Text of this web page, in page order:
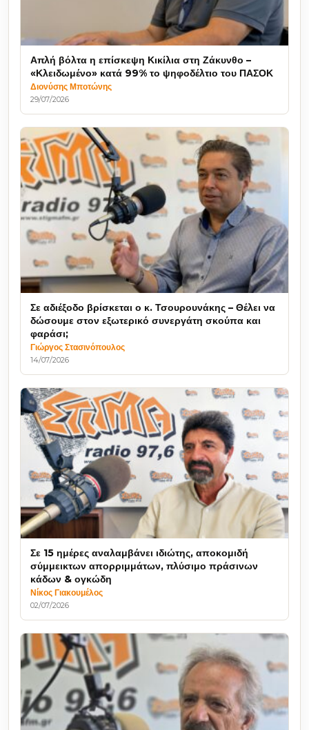
Απλή βόλτα η επίσκεψη Κικίλια στη Ζάκυνθο –
«Κλειδωμένο» κατά 99% το ψηφοδέλτιο του ΠΑΣΟΚ
Διονύσης Μποτώνης
29/07/2026
Σε αδιέξοδο βρίσκεται ο κ. Τσουρουνάκης – Θέλει να
δώσουμε στον εξωτερικό συνεργάτη σκούπα και
φαράσι;
Γιώργος Στασινόπουλος
14/07/2026
Σε 15 ημέρες αναλαμβάνει ιδιώτης, αποκομιδή
σύμμεικτων απορριμμάτων, πλύσιμο πράσινων
κάδων & ογκώδη
Νίκος Γιακουμέλος
02/07/2026